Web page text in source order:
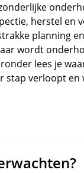
herstel en
planning
wordt
lees je
stap verloopt